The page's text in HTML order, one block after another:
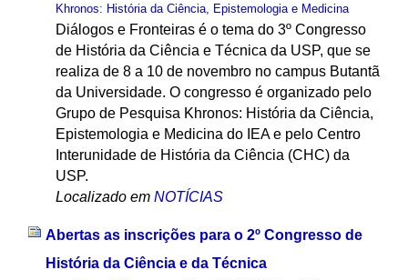
Khronos: História da Ciência, Epistemologia e Medicina
Diálogos e Fronteiras é o tema do 3º Congresso
de História da Ciência e Técnica da USP, que se
realiza de 8 a 10 de novembro no campus Butantã
da Universidade. O congresso é organizado pelo
Grupo de Pesquisa Khronos: História da Ciência,
Epistemologia e Medicina do IEA e pelo Centro
Interunidade de História da Ciência (CHC) da
USP.
Localizado em NOTÍCIAS
Abertas as inscrições para o 2º Congresso de
História da Ciência e da Técnica